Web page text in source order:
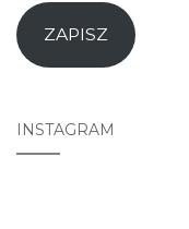
ZAPISZ
INSTAGRAM